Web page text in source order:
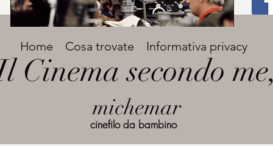
Titolo
grande
Avenir Light una delle font preferite dai
designer. Facile da leggere, viene
utilizzata per titoli e paragrafi.
Cinema secondo
michemar
Home Cosa trovate Informativa privacy
cinefilo da bambino